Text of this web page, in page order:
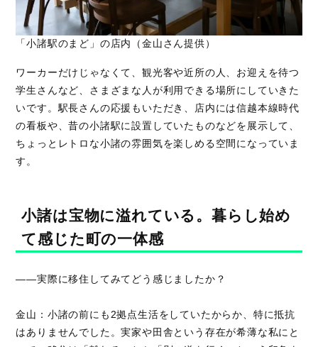
「小諸駅のまど」の店内（金山さん提供）
ワーカーだけじゃなくて、観光客や近所の人、お迎えを待つ
学生さんなど、さまざまな人が利用できる場所にしていきた
いです。駅長さんの応援もいただき、店内には信越本線時代
の看板や、昔の小諸駅に設置していたものなどを展示して、
ちょっとレトロな小諸の雰囲気を楽しめる空間になっていま
す。
小諸は宝物に溢れている。暮らし始め
て感じた町の一体感
――実際に移住してみてどう感じましたか？
金山：小諸の前にも2拠点生活をしていたからか、特に抵抗
はありませんでした。実家や田舎という存在が希薄な私にと